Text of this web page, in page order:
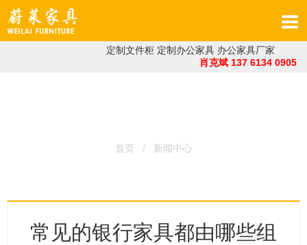
定制文件柜 定制办公家具 办公家具厂家
肖克斌 137 6134 0905
首页 / 新闻中心
常见的银行家具都由哪些组